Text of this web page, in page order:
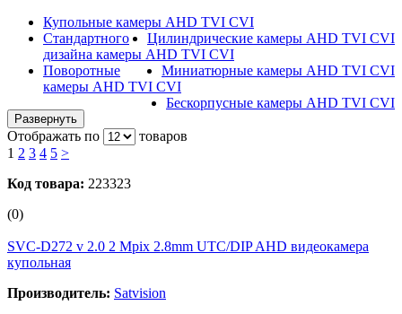
Купольные камеры AHD TVI CVI
Цилиндрические камеры AHD TVI CVI
Стандартного
дизайна камеры AHD TVI CVI
Миниатюрные камеры AHD TVI CVI
Поворотные
камеры AHD TVI CVI
Бескорпусные камеры AHD TVI CVI
Развернуть
Отображать по
товаров
1 2 3 4 5 >
Код товара: 223323
(0)
SVC-D272 v 2.0 2 Mpix 2.8mm UTC/DIP AHD видеокамера
купольная
Производитель: Satvision